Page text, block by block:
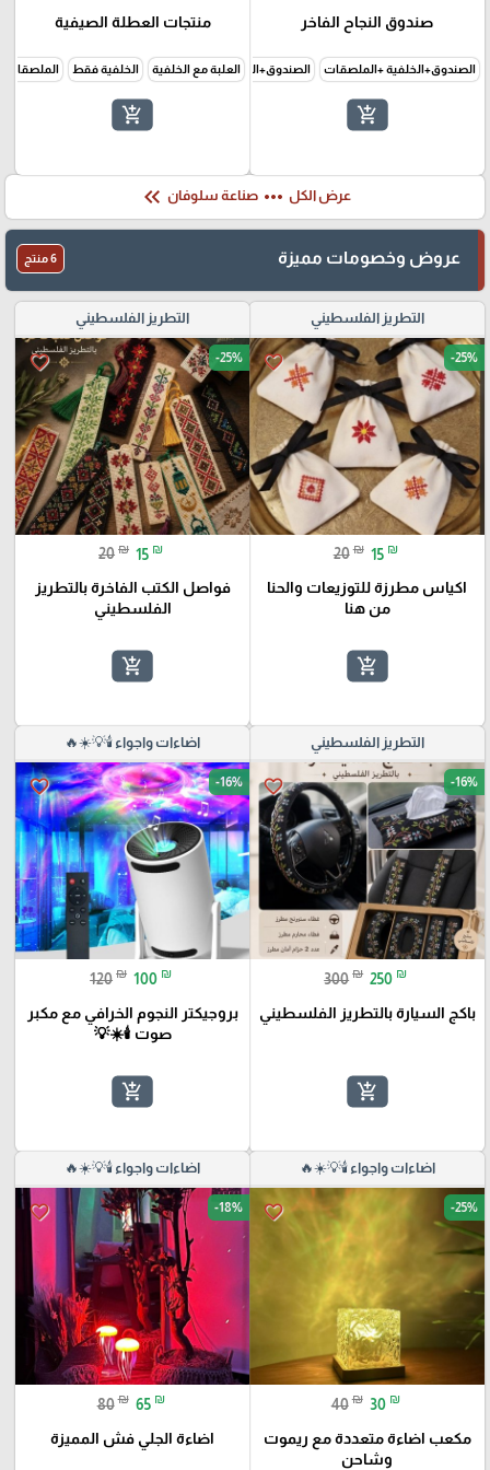
صندوق النجاح الفاخر
الصندوق+الخلفية +الملصقات الصندوق+الخلفية فقط
add_shopping_cart
منتجات العطلة الصيفية
العلبة مع الخلفية الخلفية فقط الملصقات
add_shopping_cart
عرض الكل more_horiz صناعة سلوفان keyboard_double_arrow_left
عروض وخصومات مميزة 6 منتج
التطريز الفلسطيني
favorite_border -25%
20 ₪ 15 ₪
اكياس مطرزة للتوزيعات والحنا
من هنا
add_shopping_cart
التطريز الفلسطيني
favorite_border -25%
20 ₪ 15 ₪
فواصل الكتب الفاخرة بالتطريز
الفلسطيني
add_shopping_cart
التطريز الفلسطيني
favorite_border -16%
300 ₪ 250 ₪
باكج السيارة بالتطريز الفلسطيني
add_shopping_cart
اضاءات واجواء 🕯️💡☀️🔥
favorite_border -16%
120 ₪ 100 ₪
بروجيكتر النجوم الخرافي مع مكبر
صوت 🕯️☀️💡
add_shopping_cart
اضاءات واجواء 🕯️💡☀️🔥
favorite_border -25%
40 ₪ 30 ₪
مكعب اضاءة متعددة مع ريموت
وشاحن
اضاءات واجواء 🕯️💡☀️🔥
favorite_border -18%
80 ₪ 65 ₪
اضاءة الجلي فش المميزة